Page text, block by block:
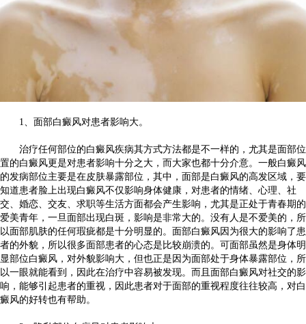
1、面部白癜风对患者影响大。
治疗任何部位的白癜风疾病其方式方法都是不一样的，尤其是面部位
置的白癜风更是对患者影响十分之大，而大家也都十分介意。一般白癜风
的发病部位主要是在皮肤暴露部位，其中，面部是白癜风的高发区域，要
知道患者脸上出现白癜风不仅影响身体健康，对患者的情绪、心理、社
交、婚恋、交友、求职等生活方面都会产生影响，尤其是正处于青春期的
爱美青年，一旦面部出现白斑，影响是非常大的。没有人是不爱美的，所
以面部肌肤的任何瑕疵都是十分明显的。面部白癜风因为很大的影响了患
者的外貌，所以很多面部患者的心态是比较崩溃的。可面部虽然是身体明
显部位白癜风，对外貌影响大，但也正是因为面部处于身体暴露部位，所
以一眼就能看到，因此在治疗中容易被发现。而且面部白癜风对社交的影
响，能够引起患者的重视，因此患者对于面部的重视程度往往较高，对白
癜风的好转也有帮助。